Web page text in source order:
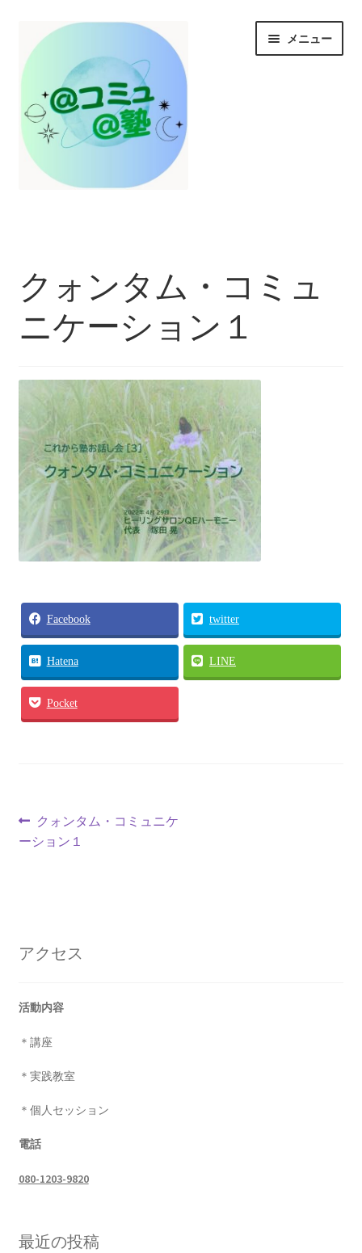
ゲ
シ
ョ
ン
テ
ツ
へ
ス
メニュー
＠コミュとは？
＠塾
各種体験会
個人セッション
お問い合わせ
お問い合わせ
クォンタム・コミュ
ニケーション１
Facebook twitter
Hatena LINE
Pocket
投
稿
ゲ
シ
ョ
ン
前
の
クォンタム・コミュニケ
ーション１
アクセス
活動内容
＊講座
＊実践教室
＊個人セッション
電話
080-1203-9820
最近の投稿